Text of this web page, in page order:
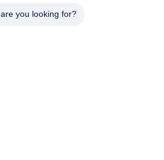
you looking for?